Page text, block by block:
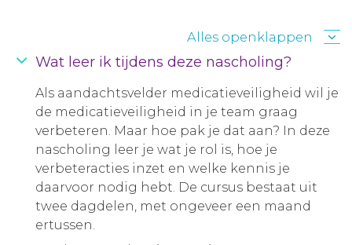
Alles openklappen
Wat leer ik tijdens deze nascholing?
Als aandachtsvelder medicatieveiligheid wil je
de medicatieveiligheid in je team graag
verbeteren. Maar hoe pak je dat aan? In deze
nascholing leer je wat je rol is, hoe je
verbeteracties inzet en welke kennis je
daarvoor nodig hebt. De cursus bestaat uit
twee dagdelen, met ongeveer een maand
ertussen.